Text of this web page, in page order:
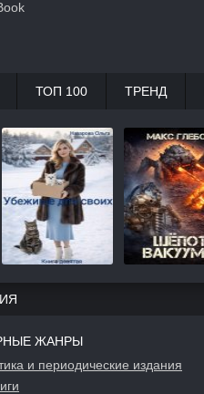
ЖАНРЫ
и периодические издания
ТОП 100 ТРЕНД